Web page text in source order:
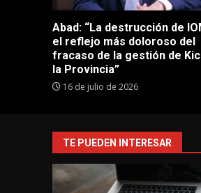
Abad: “La destrucción de
el reflejo más doloroso del
fracaso de la gestión de
la Provincia”
16 de julio de 2026
TE PUEDEN INTERESAR